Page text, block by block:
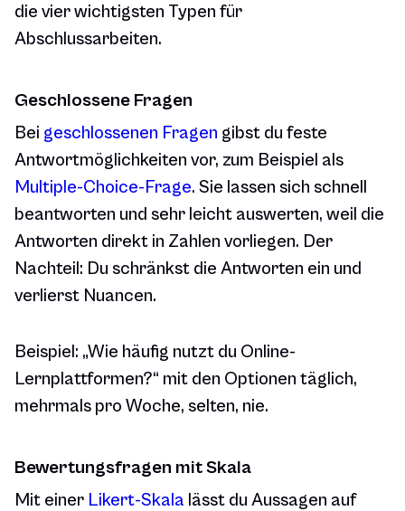
die vier wichtigsten Typen für
Abschlussarbeiten.
Geschlossene Fragen
Bei geschlossenen Fragen gibst du feste
Antwortmöglichkeiten vor, zum Beispiel als
Multiple-Choice-Frage. Sie lassen sich schnell
beantworten und sehr leicht auswerten, weil die
Antworten direkt in Zahlen vorliegen. Der
Nachteil: Du schränkst die Antworten ein und
verlierst Nuancen.
Beispiel: „Wie häufig nutzt du Online-
Lernplattformen?“ mit den Optionen täglich,
mehrmals pro Woche, selten, nie.
Bewertungsfragen mit Skala
Mit einer Likert-Skala lässt du Aussagen auf